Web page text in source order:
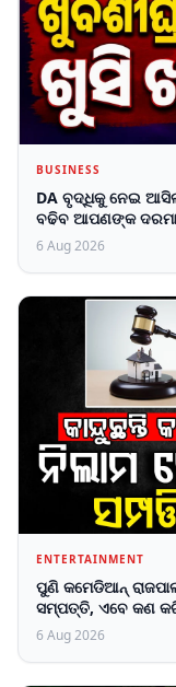
BUSINESS
DA ବୃଦ୍ଧିକୁ ନେଇ
ବଢିବ ଆପଣଙ୍କ ଦରମା
6 Aug 2026
ENTERTAINMENT
ପୁଣି କମେଡିଆନ୍
ସମ୍ପତ୍ତି, ଏବେ କଣ
6 Aug 2026